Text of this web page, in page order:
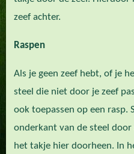
zeef achter.
Raspen
Als je geen zeef hebt, of je
steel die niet door je zeef
ook toepassen op een rasp.
onderkant van de steel
het takje hier doorheen. In